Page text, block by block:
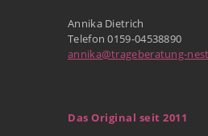
Annika Dietrich
Telefon 0159-04538890
annika@trageberatung-
Das Original seit 2011